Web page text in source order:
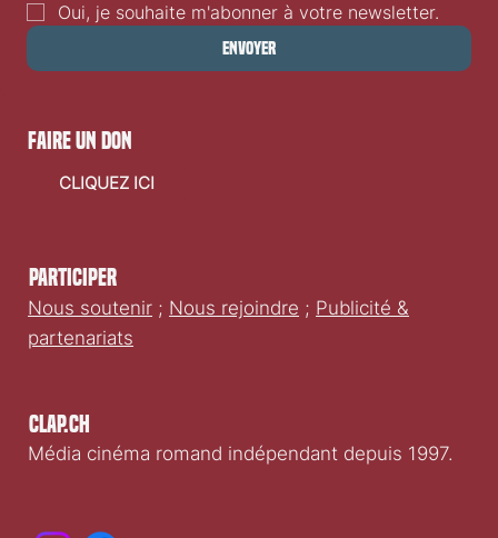
Oui, je souhaite m'abonner à votre newsletter.
Envoyer
Clap.ch
Média cinéma romand indépendant depuis 1997.
Participer
Nous soutenir ; Nous rejoindre ; Publicité &
partenariats
faire un don
CLIQUEZ ICI